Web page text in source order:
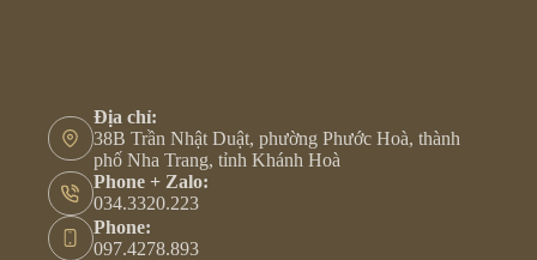
Địa chỉ:
38B Trần Nhật Duật, phường Phước Hoà, thành
phố Nha Trang, tỉnh Khánh Hoà
Phone + Zalo:
034.3320.223
Phone:
097.4278.893